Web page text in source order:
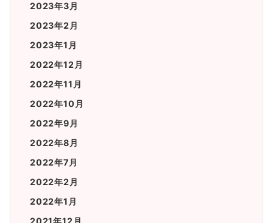
2023年3月
2023年2月
2023年1月
2022年12月
2022年11月
2022年10月
2022年9月
2022年8月
2022年7月
2022年2月
2022年1月